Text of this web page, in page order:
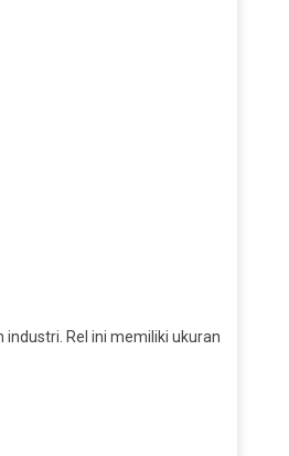
industri. Rel ini memiliki ukuran